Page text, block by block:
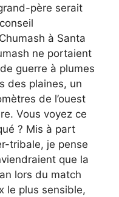
père serait
à Santa
ne portaient
guerre à plumes
des plaines, un
de l’ouest
Vous voyez ce
? Mis à part
tribale, je pense
que la
lors du match
le plus sensible,